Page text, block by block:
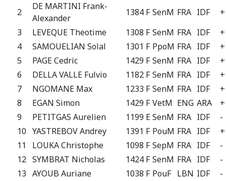
2
DE MARTINI Frank-
Alexander
1384 F SenM FRA IDF
3
LEVEQUE Theotime 1308 F SenM FRA IDF
4
SAMOUELIAN Solal 1301 F PpoM FRA IDF
5
PAGE Cedric 1429 F SenM FRA IDF
6
DELLA VALLE Fulvio 1182 F SenM FRA IDF
7
NGOMANE Max 1233 F SenM FRA IDF
8
EGAN Simon 1429 F VetM ENG ARA
9
PETITGAS Aurelien 1199 E SenM FRA IDF
-
10 YASTREBOV Andrey 1391 F PouM FRA IDF
11
LOUKA Christophe 1098 F SepM FRA IDF
-
12 SYMBRAT Nicholas 1424 F SenM FRA IDF
-
13 AYOUB Auriane 1038 F PouF LBN IDF
-